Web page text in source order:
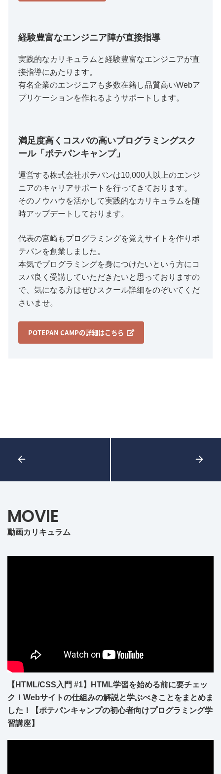
経験豊富なエンジニア陣が直接指導
実践的なカリキュラムと経験豊富なエンジニアが直
接指導にあたります。
有名企業のエンジニアも多数在籍し品質高いWebア
プリケーションを作れるようサポートします。
満足度高くコスパの高いプログラミングスク
ール「ポテパンキャンプ」
運営する株式会社ポテパンは10,000人以上のエンジ
ニアのキャリアサポートを行ってきております。
そのノウハウを活かして実践的なカリキュラムを随
時アップデートしております。
代表の宮崎もプログラミングを覚えサイトを作りポ
テパンを創業しました。
本気でプログラミングを身につけたいという方にコ
スパ良く受講していただきたいと思っておりますの
で、気になる方はぜひスクール詳細をのぞいてくだ
さいませ。
POTEPAN CAMPの詳細はこちら
MOVIE
動画カリキュラム
【HTML/CSS入門 #1】HTML学習を始める前に要チェッ
ク！Webサイトの仕組みの解説と学ぶべきことをまとめま
した！【ポテパンキャンプの初心者向けプログラミング学
習講座】